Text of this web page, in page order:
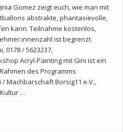
Gomez zeigt euch, wie man mit
abstrakte, phantasievolle,
kann. Teilnahme kostenlos,
ist begrenzt.
0178 / 5623237,
Acryl-Painting mit Gini ist ein
des Programms
/ Machbarschaft Borsig11 e.V.,
…